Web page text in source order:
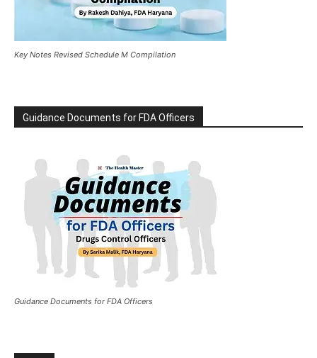
Key Notes Revised Schedule M Compilation
Guidance Documents for FDA Officers
Guidance Documents for FDA Officers